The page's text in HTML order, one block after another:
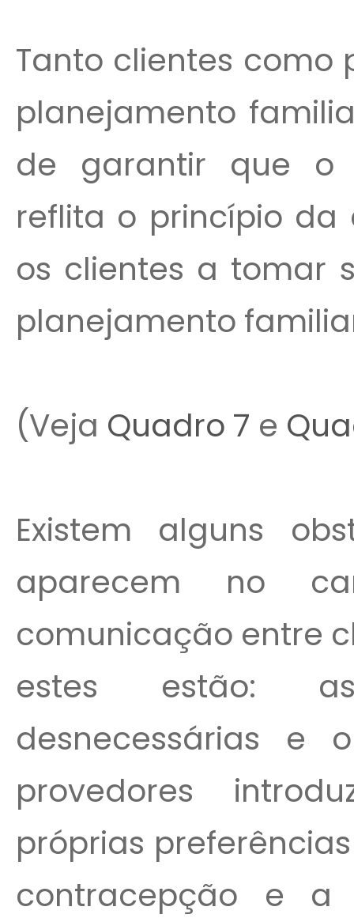
Tanto clientes como
planejamento
de garantir que o
reflita o princípio
os clientes a tomar
planejamento
(Veja Quadro 7 e
Existem alguns
aparecem no
comunicação entre
estes estão:
desnecessárias e
provedores
próprias
contracepção e